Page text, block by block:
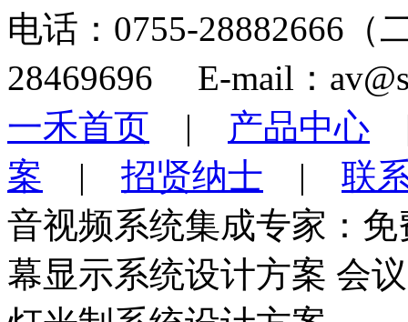
电话：0755-28882666
28469696 E-mail：
一禾首页 | 产品中心
案 | 招贤纳士 | 联
音视频系统集成专家：
幕显示系统设计方案 会